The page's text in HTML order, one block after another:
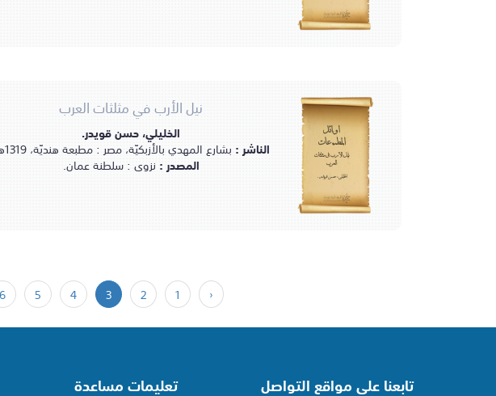
أوائل
المطبوعات
نيل الأرب في مثلثات
العرب
الخليلي، حسن قويدر.
نيل الأرب في مثلثات العرب
الخليلي، حسن قويدر.
الناشر : بشارع المهدي بالأزبكيّة، مصر : مطبعة هنديّة، 1319هـ.
المصدر : نزوى : سلطنة عمان.
‹
1
2
3
4
5
6
تابعنا على مواقع التواصل تعليمات مساعدة